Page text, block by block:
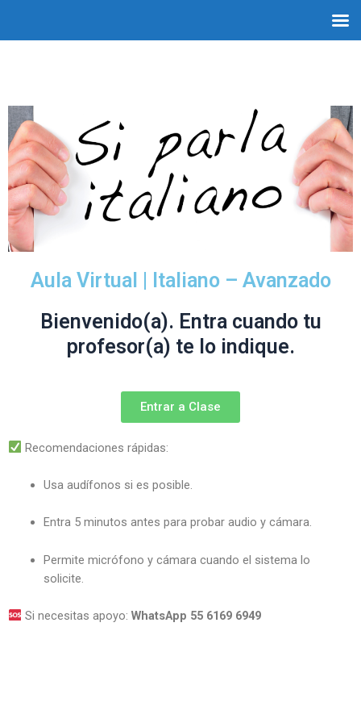
Aula Virtual | Italiano – Avanzado
Bienvenido(a). Entra cuando tu
profesor(a) te lo indique.
Entrar a Clase
Recomendaciones rápidas:
Usa audífonos si es posible.
Entra 5 minutos antes para probar audio y cámara.
Permite micrófono y cámara cuando el sistema lo
solicite.
Si necesitas apoyo: WhatsApp 55 6169 6949